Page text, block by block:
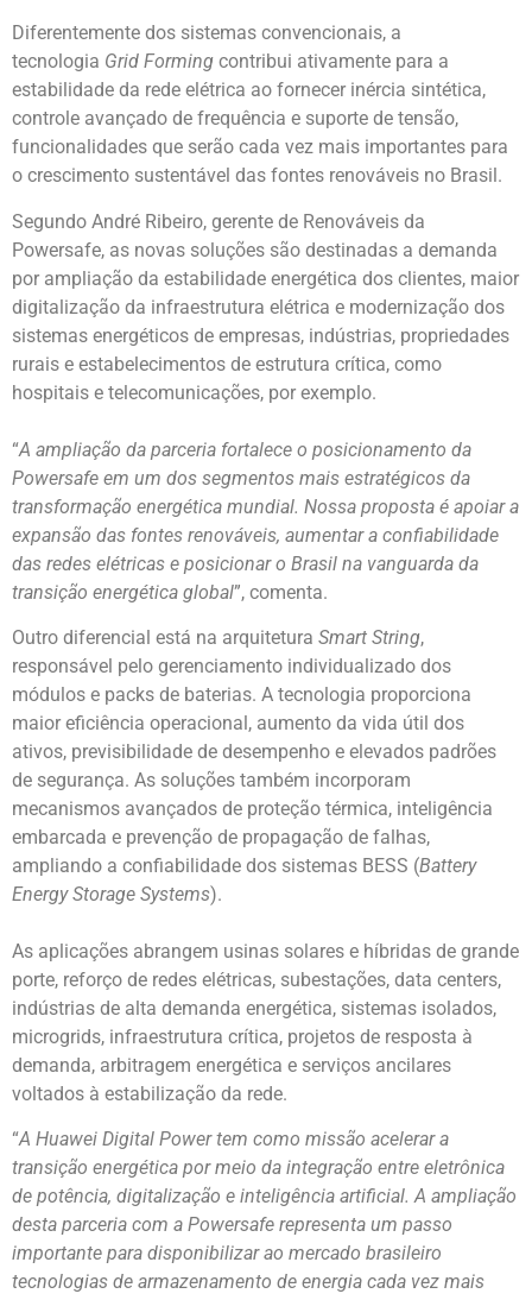
Diferentemente dos sistemas convencionais, a
tecnologia Grid Forming contribui ativamente para a
estabilidade da rede elétrica ao fornecer inércia sintética,
controle avançado de frequência e suporte de tensão,
funcionalidades que serão cada vez mais importantes para
o crescimento sustentável das fontes renováveis no Brasil.
Segundo André Ribeiro, gerente de Renováveis da
Powersafe, as novas soluções são destinadas a demanda
por ampliação da estabilidade energética dos clientes, maior
digitalização da infraestrutura elétrica e modernização dos
sistemas energéticos de empresas, indústrias, propriedades
rurais e estabelecimentos de estrutura crítica, como
hospitais e telecomunicações, por exemplo.
“A ampliação da parceria fortalece o posicionamento da
Powersafe em um dos segmentos mais estratégicos da
transformação energética mundial. Nossa proposta é apoiar a
expansão das fontes renováveis, aumentar a confiabilidade
das redes elétricas e posicionar o Brasil na vanguarda da
transição energética global”, comenta.
Outro diferencial está na arquitetura Smart String,
responsável pelo gerenciamento individualizado dos
módulos e packs de baterias. A tecnologia proporciona
maior eficiência operacional, aumento da vida útil dos
ativos, previsibilidade de desempenho e elevados padrões
de segurança. As soluções também incorporam
mecanismos avançados de proteção térmica, inteligência
embarcada e prevenção de propagação de falhas,
ampliando a confiabilidade dos sistemas BESS (Battery
Energy Storage Systems).
As aplicações abrangem usinas solares e híbridas de grande
porte, reforço de redes elétricas, subestações, data centers,
indústrias de alta demanda energética, sistemas isolados,
microgrids, infraestrutura crítica, projetos de resposta à
demanda, arbitragem energética e serviços ancilares
voltados à estabilização da rede.
“A Huawei Digital Power tem como missão acelerar a
transição energética por meio da integração entre eletrônica
de potência, digitalização e inteligência artificial. A ampliação
desta parceria com a Powersafe representa um passo
importante para disponibilizar ao mercado brasileiro
tecnologias de armazenamento de energia cada vez mais